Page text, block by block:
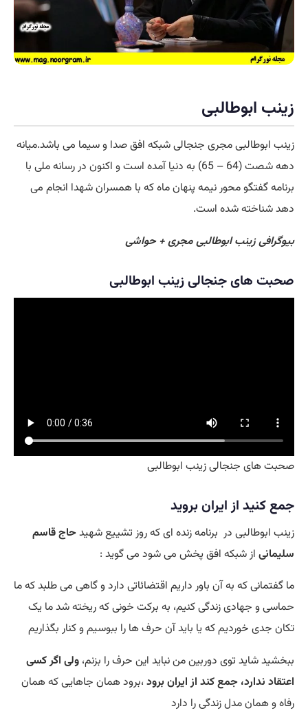
زینب ابوطالبی
زینب ابوطالبی مجری جنجالی شبکه افق صدا و سیما می باشد.میانه
دهه شصت (64 – 65) به دنیا آمده است و اکنون در رسانه ملی با
برنامه گفتگو محور نیمه پنهان ماه که با همسران شهدا انجام می
دهد شناخته شده است.
بیوگرافی زینب ابوطالبی مجری + حواشی
صحبت های جنجالی زینب ابوطالبی
صحبت های جنجالی زینب ابوطالبی
جمع کنید از ایران بروید
زینب ابوطالبی در برنامه زنده ای که روز تشییع شهیدحاج قاسم
سلیمانی از شبکه افق پخش می شود می گوید :
ما گفتمانی که به آن باور داریم اقتضائاتی دارد و گاهی می‌ طلبد که ما
حماسی و جهادی زندگی کنیم، به برکت خونی که ریخته شد ما یک
تکان جدی خوردیم که یا باید آن حرف‌ ها را ببوسیم و کنار بگذاریم
ببخشید شاید توی دوربین من نباید این حرف را بزنم، ولی اگر کسی
اعتقاد ندارد، جمع کند از ایران برود ،برود همان جا‌هایی که همان
رفاه و همان مدل زندگی را دارد